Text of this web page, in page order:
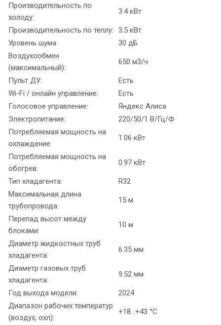
Производительность по
холоду:
3.4 кВт
Производительность по теплу:
3.5 кВт
Уровень шума:
30 дБ
Воздухообмен
(максимальный):
650 м3/ч
Пульт ДУ:
Есть
Wi-Fi / онлайн управление:
Есть
Голосовое управление:
Яндекс Алиса
Электропитание:
220/50/1 В/Гц/Ф
Потребляемая мощность на
охлаждение:
1.06 кВт
Потребляемая мощность на
обогрев:
0.97 кВт
Тип хладагента:
R32
Максимальная длина
трубопровода:
15 м
Перепад высот между
блоками:
10 м
Диаметр жидкостных труб
хладагента:
6.35 мм
Диаметр газовых труб
хладагента:
9.52 мм
Год выхода модели:
2024
Диапазон рабочих температур
(воздух, охл):
+18...+43 °C